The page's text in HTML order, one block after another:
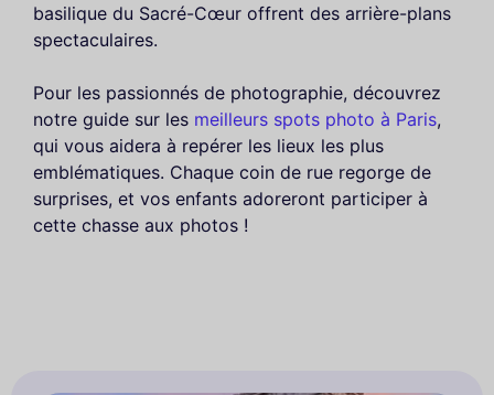
basilique du Sacré-Cœur offrent des arrière-plans
spectaculaires.
Pour les passionnés de photographie, découvrez
notre guide sur les meilleurs spots photo à Paris,
qui vous aidera à repérer les lieux les plus
emblématiques. Chaque coin de rue regorge de
surprises, et vos enfants adoreront participer à
cette chasse aux photos !